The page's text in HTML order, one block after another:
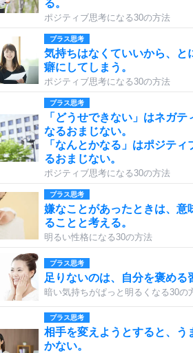
る。
ポジティブ思考になる30の方法
プラス思考
気持ちはなくていいから、と
癖にしてしまう。
ポジティブ思考になる30の方法
プラス思考
「どうせできない」はネガテ
なるおまじない。
「なんとかなる」はポジティ
るおまじない。
ポジティブ思考になる30の方法
プラス思考
嫌なことがあったときは、意
ることと考える。
明るい性格になる30の方法
プラス思考
足りないのは、自分を褒める
暗い気持ちがぱっと明るくなる30の
プラス思考
相手を変えようとすると、う
かない。